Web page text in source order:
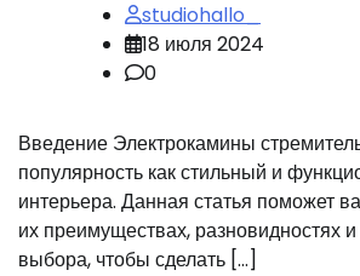
studiohallo_
18 июля 2024
0
Введение Электрокамины
популярность как стильный и
интерьера. Данная статья поможет
их преимуществах, разновидностях
выбора, чтобы сделать […]